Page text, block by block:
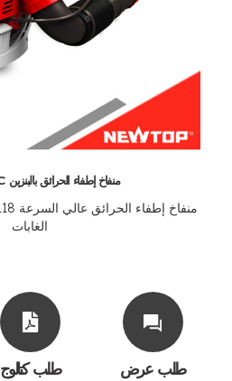
منفاخ إطفاء الحرائق بالبنزين NTLB850C
الغابات
طلب عرض
طلب كتالوج